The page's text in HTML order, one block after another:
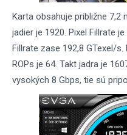
Karta obsahuje približne 7,2
jadier je 1920. Pixel Fillrate
Fillrate zase 192,8 GTexel/
ROPs je 64. Takt jadra je
vysokých 8 Gbps, tie sú